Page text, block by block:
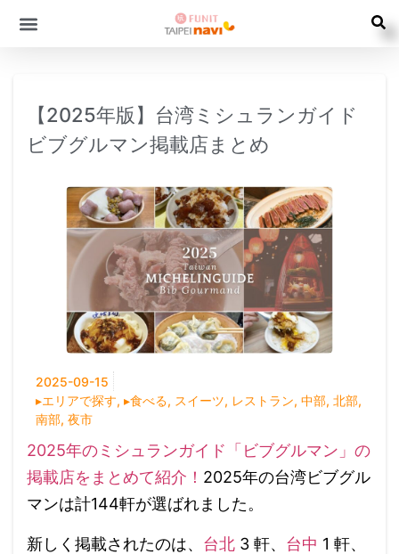
【2025年版】台湾ミシュランガイド
ビブグルマン掲載店まとめ
2025-09-15
▸エリアで探す, ▸食べる, スイーツ, レストラン, 中部, 北部,
南部, 夜市
2025年のミシュランガイド「ビブグルマン」の
掲載店をまとめて紹介！ 2025年の台湾ビブグル
マンは計144軒が選ばれました。
新しく掲載されたのは、 台北 3 軒、 台中 1 軒、